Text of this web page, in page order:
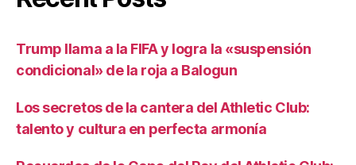
Trump llama a la FIFA y logra la «suspensión
condicional» de la roja a Balogun
Los secretos de la cantera del Athletic Club:
talento y cultura en perfecta armonía